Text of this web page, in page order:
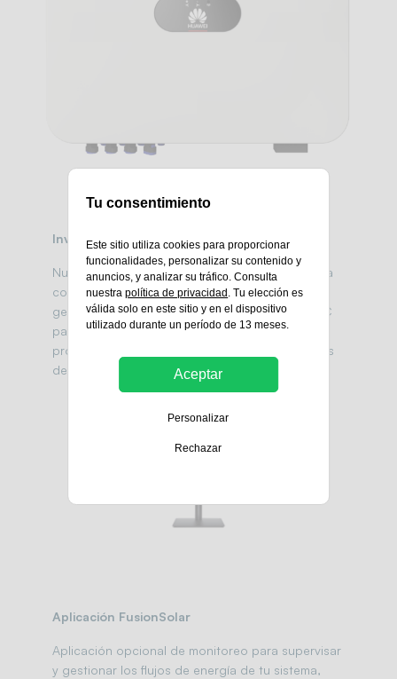
Inversor Huawei FusionSolar
Nuestros inversores residenciales de vanguardia
convierten de manera eficiente la energía DC
generada por los paneles solares en energía AC
para el hogar, permitiendo una integración sin
problemas con los electrodomésticos y sistemas
del hogar.
Aplicación FusionSolar
Aplicación opcional de monitoreo para supervisar
y gestionar los flujos de energía de tu sistema,
Tu consentimiento
Este sitio utiliza cookies para proporcionar
funcionalidades, personalizar su contenido y
anuncios, y analizar su tráfico. Consulta
nuestrapolítica de privacidad . Tu elección es
válida solo en este sitio y en el dispositivo
utilizado durante un período de 13 meses.
Aceptar
Personalizar
Rechazar